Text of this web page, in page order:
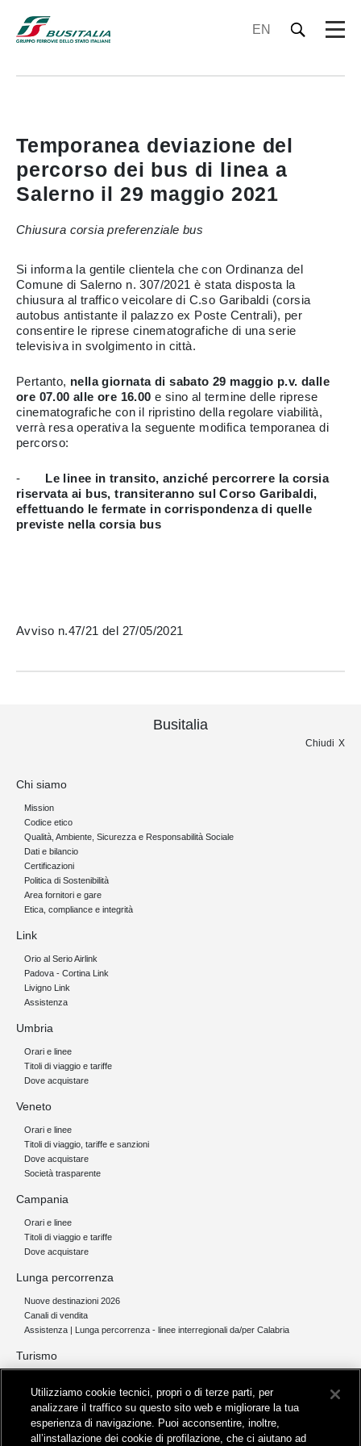
EN
Temporanea deviazione del
percorso dei bus di linea a
Salerno il 29 maggio 2021
Chiusura corsia preferenziale bus
Si informa la gentile clientela che con Ordinanza del
Comune di Salerno n. 307/2021 è stata disposta la
chiusura al traffico veicolare di C.so Garibaldi (corsia
autobus antistante il palazzo ex Poste Centrali), per
consentire le riprese cinematografiche di una serie
televisiva in svolgimento in città.
Pertanto, nella giornata di sabato 29 maggio p.v. dalle
ore 07.00 alle ore 16.00 e sino al termine delle riprese
cinematografiche con il ripristino della regolare viabilità,
verrà resa operativa la seguente modifica temporanea di
percorso:
- Le linee in transito, anziché percorrere la corsia
riservata ai bus, transiteranno sul Corso Garibaldi,
effettuando le fermate in corrispondenza di quelle
previste nella corsia bus
Avviso n.47/21 del 27/05/2021
Busitalia
Chiudi
Chi siamo
Mission
Codice etico
Qualità, Ambiente, Sicurezza e Responsabilità Sociale
Dati e bilancio
Certificazioni
Politica di Sostenibilità
Area fornitori e gare
Etica, compliance e integrità
Link
Orio al Serio Airlink
Padova - Cortina Link
Livigno Link
Assistenza
Umbria
Orari e linee
Titoli di viaggio e tariffe
Dove acquistare
Veneto
Orari e linee
Titoli di viaggio, tariffe e sanzioni
Dove acquistare
Società trasparente
Campania
Orari e linee
Titoli di viaggio e tariffe
Dove acquistare
Lunga percorrenza
Nuove destinazioni 2026
Canali di vendita
Assistenza | Lunga percorrenza - linee interregionali da/per Calabria
Turismo
Servizi per aeroporti
Servizi di noleggio con conducente
Servizio di navigazione sul Lago Trasimeno
Utilizziamo cookie tecnici, propri o di terze parti, per
analizzare il traffico su questo sito web e migliorare la tua
esperienza di navigazione. Puoi acconsentire, inoltre,
all’installazione dei cookie di profilazione, che ci aiutano ad